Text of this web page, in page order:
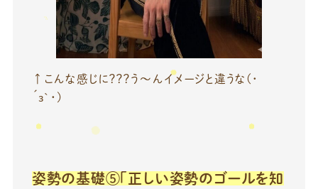
↑こんな感じに？？？う～んイメージと違うな(・
´з`・)
姿勢の基礎⑤「正しい姿勢のゴールを知